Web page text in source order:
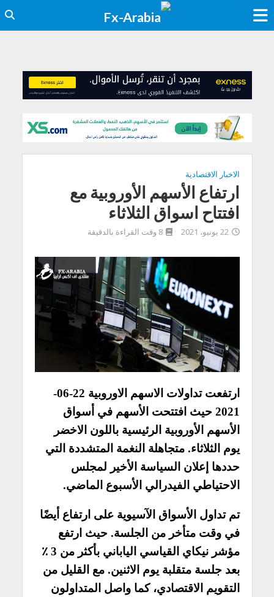
الاخبار الاقتصادية
ارتفاع الأسهم الأوروبية مع
افتتاح اسواق الثلاثاء
22 يونيو، 2021 8 وقت القراءة بالدقيقة
ارتفعت تداولات الاسهم الاوروبية 22-06-
2021 حيث افتتحت الأسهم في أسواق
الأسهم الأوروبية الرئيسية باللون الاخضر
يوم الثلاثاء. متجاهلة النغمة المتشددة التي
حددها إعلان السياسة الأخير لمجلس
الاحتياطي الفيدرالي الأسبوع الماضي.
تم تداول الأسواق الآسيوية على ارتفاع أيضًا
في وقت متأخر من الجلسة. حيث ارتفع
مؤشر نيكاي القياسي الياباني بأكثر من 3 ٪
بعد جلسة متقلبة يوم الاثنين. مع القليل من
التقويم الاقتصادي، كما واصل المتداولون